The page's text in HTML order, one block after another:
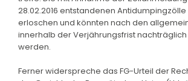
28.02.2016 entstandenen
erloschen und könnten nach den
innerhalb der Verjährungsfrist
werden.
Ferner widerspreche das FG-Urteil der